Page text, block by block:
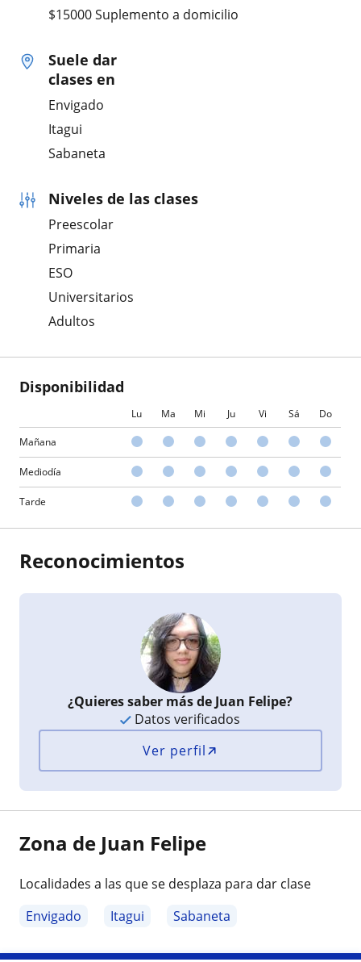
$15000 Suplemento a domicilio
Suele dar
clases en
Envigado
Itagui
Sabaneta
Niveles de las clases
Preescolar
Primaria
ESO
Universitarios
Adultos
Disponibilidad
Lu Ma Mi Ju Vi Sá Do
Mañana
Mediodía
Tarde
Reconocimientos
¿Quieres saber más de Juan Felipe?
Datos verificados
Ver perfil
Zona de Juan Felipe
Localidades a las que se desplaza para dar clase
Envigado
Itagui Sabaneta